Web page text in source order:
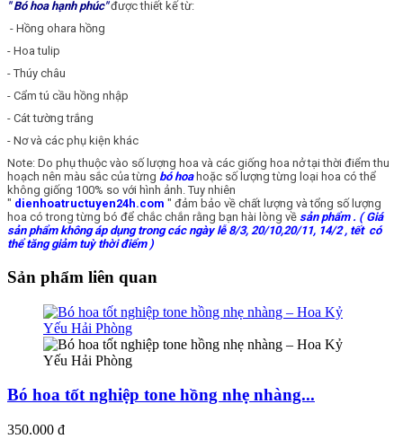
" Bó hoa hạnh phúc"được thiết kế từ:
- Hồng ohara hồng
- Hoa tulip
- Thúy châu
- Cẩm tú cầu hồng nhập
- Cát tường trắng
- Nơ và các phụ kiện khác
Note: Do phụ thuộc vào số lượng hoa và các giống hoa nở tại thời điểm thu
hoạch nên màu sắc của từng bó hoahoặc số lượng từng loại hoa có thể
không giống 100% so với hình ảnh. Tuy nhiên
" dienhoatructuyen24h.com " đảm bảo về chất lượng và tổng số lượng
hoa có trong từng bó để chắc chắn rằng bạn hài lòng về sản phẩm. ( Giá
sản phẩm không áp dụng trong các ngày lễ 8/3, 20/10,20/11, 14/2 , tết có
thể tăng giảm tuỳ thời điểm )
Sản phẩm liên quan
Bó hoa tốt nghiệp tone hồng nhẹ nhàng...
350.000 đ